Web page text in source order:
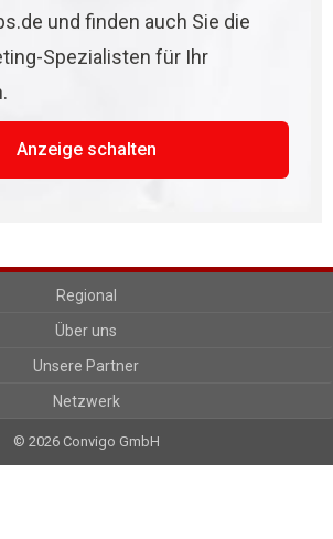
und finden auch Sie die
Spezialisten für Ihr
Anzeige schalten
Regional
Über uns
Unsere Partner
Netzwerk
© 2026 Convigo GmbH